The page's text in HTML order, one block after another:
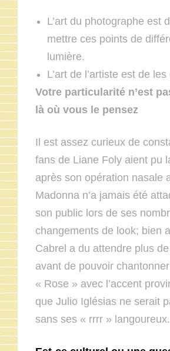
L’art du photographe est
mettre ces points de
lumière.
L’art de l’artiste est de
Votre particularité n’est
là où vous le pensez
Il est assez curieux de
fans de Liane Foly aient pu
après son opération nasale
Madonna n’a jamais été
son public lors de ses
changements de look; bien
Cabrel a du attendre plus
avant de pouvoir
« Rose » avec l’accent
que Julio Iglésias ne serait
sans ses « rrrr » langoureux.